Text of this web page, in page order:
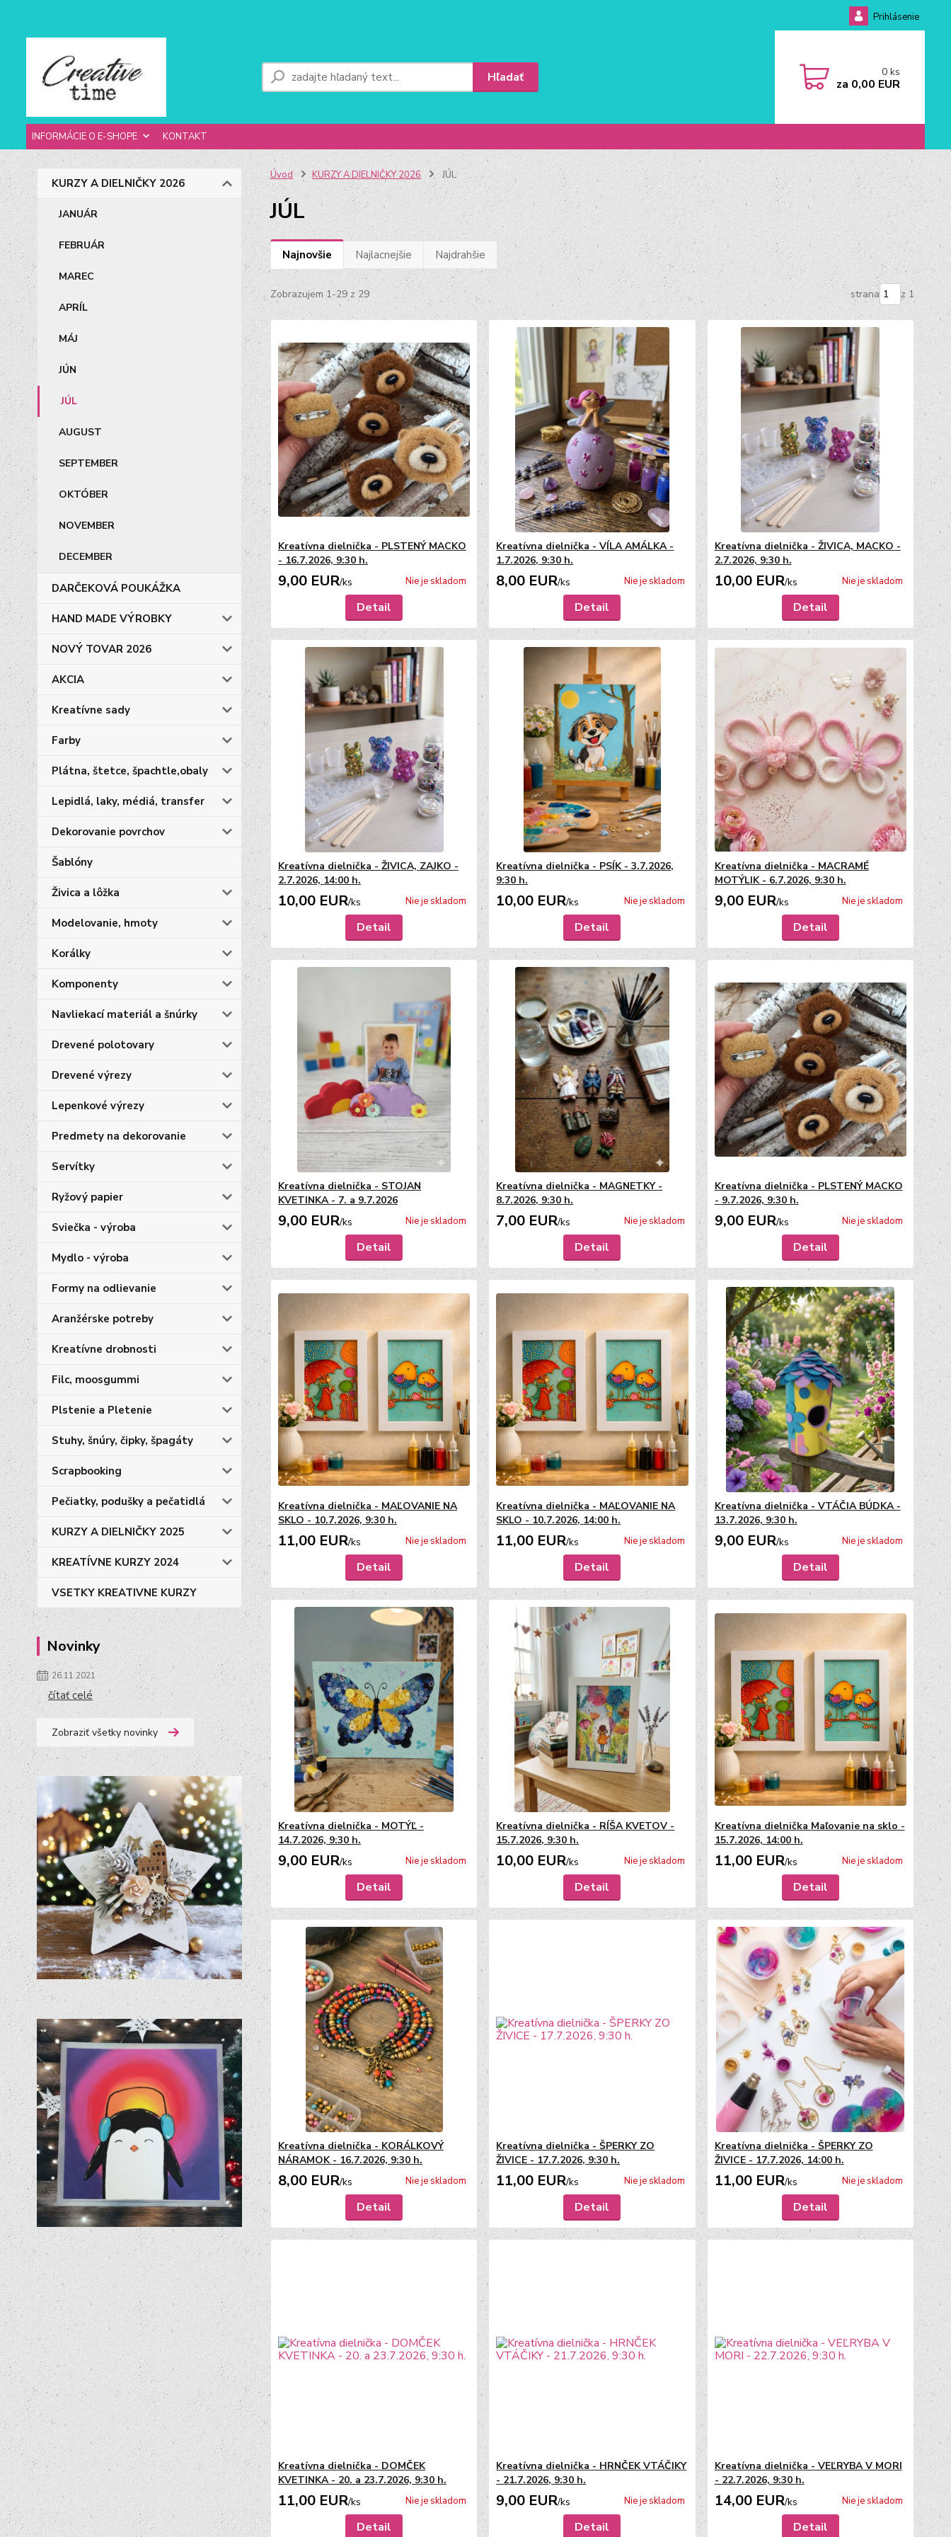
INFORMÁCIE O E-SHOPE KONTAKT
Prihlásenie
Hľadať 0ks
za 0,00 EUR
KURZY A DIELNIČKY 2026
JANUÁR
FEBRUÁR
MAREC
APRÍL
MÁJ
JÚN
JÚL
AUGUST
SEPTEMBER
OKTÓBER
NOVEMBER
DECEMBER
DARČEKOVÁ POUKÁŽKA
HAND MADE VÝROBKY
NOVÝ TOVAR 2026
AKCIA
Kreatívne sady
Farby
Plátna, štetce, špachtle,obaly
Lepidlá, laky, médiá, transfer
Dekorovanie povrchov
Šablóny
Živica a lôžka
Modelovanie, hmoty
Korálky
Komponenty
Navliekací materiál a šnúrky
Drevené polotovary
Drevené výrezy
Lepenkové výrezy
Predmety na dekorovanie
Servítky
Ryžový papier
Sviečka - výroba
Mydlo - výroba
Formy na odlievanie
Aranžérske potreby
Kreatívne drobnosti
Filc, moosgummi
Plstenie a Pletenie
Stuhy, šnúry, čipky, špagáty
Scrapbooking
Pečiatky, podušky a pečatidlá
KURZY A DIELNIČKY 2025
KREATÍVNE KURZY 2024
VSETKY KREATIVNE KURZY
Novinky
26.11.2021
čítať celé
Zobraziť všetky novinky
Úvod KURZY A DIELNIČKY 2026 JÚL
JÚL
Najnovšie Najlacnejšie Najdrahšie
Zobrazujem 1-29 z 29 strana z 1
Kreatívna dielnička - PLSTENÝ MACKO
- 16.7.2026, 9:30 h.
9,00 EUR/ks Nie je skladom
Detail
Kreatívna dielnička - VÍLA AMÁLKA -
1.7.2026, 9:30 h.
8,00 EUR/ks Nie je skladom
Detail
Kreatívna dielnička - ŽIVICA, MACKO -
2.7.2026, 9:30 h.
10,00 EUR/ks Nie je skladom
Detail
Kreatívna dielnička - ŽIVICA, ZAJKO -
2.7.2026, 14:00 h.
10,00 EUR/ks Nie je skladom
Detail
Kreatívna dielnička - PSÍK - 3.7.2026,
9:30 h.
10,00 EUR/ks Nie je skladom
Detail
Kreatívna dielnička - MACRAMÉ
MOTÝLIK - 6.7.2026, 9:30 h.
9,00 EUR/ks Nie je skladom
Detail
Kreatívna dielnička - STOJAN
KVETINKA - 7. a 9.7.2026
9,00 EUR/ks Nie je skladom
Detail
Kreatívna dielnička - MAGNETKY -
8.7.2026, 9:30 h.
7,00 EUR/ks Nie je skladom
Detail
Kreatívna dielnička - PLSTENÝ MACKO
- 9.7.2026, 9:30 h.
9,00 EUR/ks Nie je skladom
Detail
Kreatívna dielnička - MAĽOVANIE NA
SKLO - 10.7.2026, 9:30 h.
11,00 EUR/ks Nie je skladom
Detail
Kreatívna dielnička - MAĽOVANIE NA
SKLO - 10.7.2026, 14:00 h.
11,00 EUR/ks Nie je skladom
Detail
Kreatívna dielnička - VTÁČIA BÚDKA -
13.7.2026, 9:30 h.
9,00 EUR/ks Nie je skladom
Detail
Kreatívna dielnička - MOTÝĽ -
14.7.2026, 9:30 h.
9,00 EUR/ks Nie je skladom
Detail
Kreatívna dielnička - RÍŠA KVETOV -
15.7.2026, 9:30 h.
10,00 EUR/ks Nie je skladom
Detail
Kreatívna dielnička Maľovanie na sklo -
15.7.2026, 14:00 h.
11,00 EUR/ks Nie je skladom
Detail
Kreatívna dielnička - KORÁLKOVÝ
NÁRAMOK - 16.7.2026, 9:30 h.
8,00 EUR/ks Nie je skladom
Detail
Kreatívna dielnička - ŠPERKY ZO
ŽIVICE - 17.7.2026, 9:30 h.
11,00 EUR/ks Nie je skladom
Detail
Kreatívna dielnička - ŠPERKY ZO
ŽIVICE - 17.7.2026, 14:00 h.
11,00 EUR/ks Nie je skladom
Detail
Kreatívna dielnička - DOMČEK
KVETINKA - 20. a 23.7.2026, 9:30 h.
11,00 EUR/ks Nie je skladom
Detail
Kreatívna dielnička - HRNČEK VTÁČIKY
- 21.7.2026, 9:30 h.
9,00 EUR/ks Nie je skladom
Detail
Kreatívna dielnička - VEĽRYBA V MORI
- 22.7.2026, 9:30 h.
14,00 EUR/ks Nie je skladom
Detail